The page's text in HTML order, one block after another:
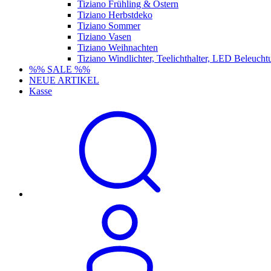
Tiziano Frühling & Ostern
Tiziano Herbstdeko
Tiziano Sommer
Tiziano Vasen
Tiziano Weihnachten
Tiziano Windlichter, Teelichthalter, LED
%% SALE %%
NEUE ARTIKEL
Kasse